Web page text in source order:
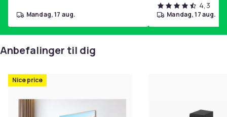
mandag, 17 aug.
4,3
mandag, 17 aug.
Anbefalinger til dig
Nice price